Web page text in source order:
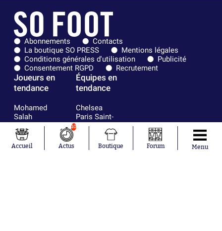
Abonnements
Contacts
La boutique SO PRESS
Mentions légales
Conditions générales d'utilisation
Publicité
Consentement RGPD
Recrutement
Joueurs en
tendance
Mohamed
Salah
Mudryk
Neymar
Khalis Merah
Équipes en
tendance
Chelsea
Paris Saint-
Germain
Bordeaux
Olympique
lyonnais
Accueil
10
Actus Boutique Forum Menu